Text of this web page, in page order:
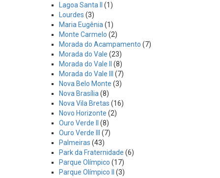
Lagoa Santa II
(1)
Lourdes (3)
Maria Eugênia(1)
Monte Carmelo (2)
Morada do Acampamento (7)
Morada do Vale (23)
Morada do Vale II
(8)
Morada do Vale III
(7)
Nova Belo Monte (3)
Nova Brasília(8)
Nova Vila Bretas (16)
Novo Horizonte (2)
Ouro Verde II
(8)
Ouro Verde III
(7)
Palmeiras (43)
Park da Fraternidade (6)
Parque Olímpico (17)
Parque Olímpico II
(3)